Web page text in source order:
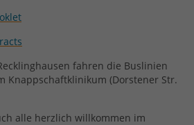
fahren die Buslinien
Knappschaftklinikum (Dorstener Str.
alle herzlich willkommen im